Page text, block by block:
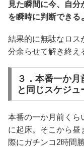
見た瞬間に今、自
を瞬時に判断できる
結果的に無駄なロス
分余らせて解き終え
３．本番一か
と同じスケジュ
本番の一か月前くら
に起床。そこから昼
際にガチンコ2時間